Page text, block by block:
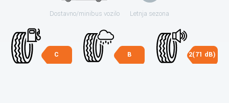
Dostavno/minibus vozilo Letnja sezona
C B 2(71 dB)